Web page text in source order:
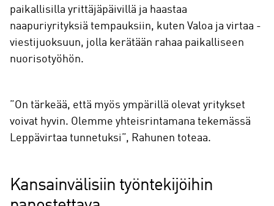
paikallisilla yrittäjäpäivillä ja haastaa
naapuriyrityksiä tempauksiin, kuten Valoa ja virtaa -
viestijuoksuun, jolla kerätään rahaa paikalliseen
nuorisotyöhön.
”On tärkeää, että myös ympärillä olevat yritykset
voivat hyvin. Olemme yhteisrintamana tekemässä
Leppävirtaa tunnetuksi”, Rahunen toteaa.
Kansainvälisiin työntekijöihin